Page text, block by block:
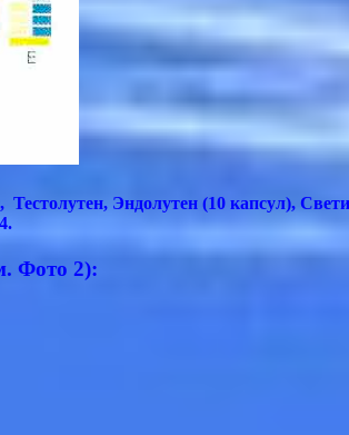
Эндолутен (10 капсул),
Фото 2):